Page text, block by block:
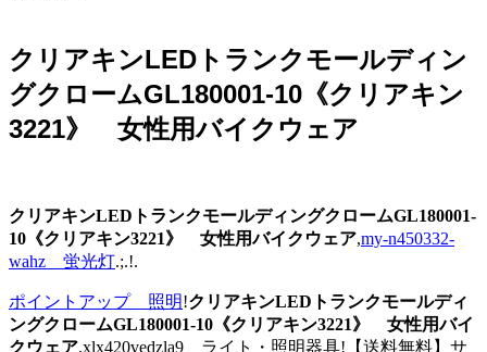
クリアキンLEDトランクモールディン
グクロームGL180001-10《クリアキン
3221》 女性用バイクウェア
クリアキンLEDトランクモールディングクロームGL180001-
10《クリアキン3221》 女性用バイクウェア,my-n450332-
wahz 蛍光灯.;.!.
ポイントアップ 照明!クリアキンLEDトランクモールディ
ングクロームGL180001-10《クリアキン3221》 女性用バイ
クウェア,xlx420vedzla9 ライト・照明器具!【送料無料】サ